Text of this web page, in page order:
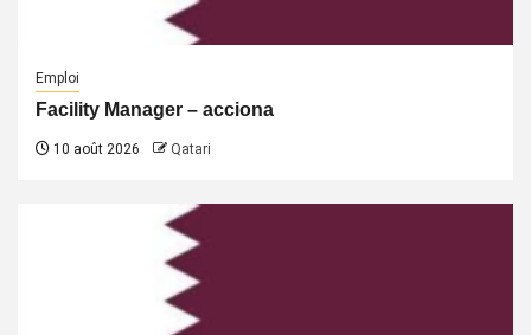
Emploi
Facility Manager – acciona
10 août 2026 Qatari